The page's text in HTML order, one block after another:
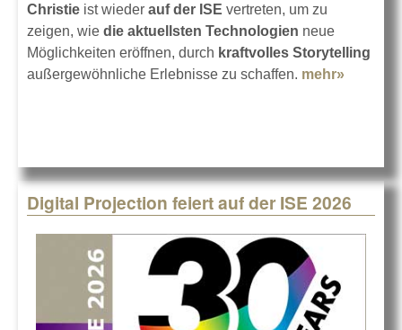
Christie ist wieder auf der ISE vertreten, um zu
zeigen, wie die aktuellsten Technologien neue
Möglichkeiten eröffnen, durch kraftvolles Storytelling
außergewöhnliche Erlebnisse zu schaffen. mehr»
Digital Projection feiert auf der ISE 2026